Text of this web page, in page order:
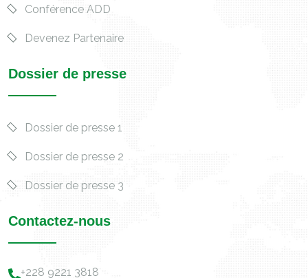
Conférence ADD
Devenez Partenaire
Dossier de presse
Dossier de presse 1
Dossier de presse 2
Dossier de presse 3
Contactez-nous
+228 9221 3818